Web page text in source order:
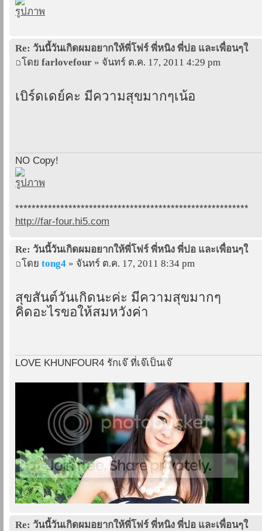
Re: วันนี้วันเกิดผมอยากให้พี่โฟร์ พี่หนิง พี่ปอ และเพื่อนๆใ
โดย farlovefour » จันทร์ ต.ค. 17, 2011 4:29 pm
เบิร์ดเดย์คะ มีความสุขมากๆเน้อ
NO Copy!
*********************************************************
http://far-four.hi5.com
Re: วันนี้วันเกิดผมอยากให้พี่โฟร์ พี่หนิง พี่ปอ และเพื่อนๆใ
โดย tong4 » จันทร์ ต.ค. 17, 2011 8:34 pm
สุขสันต์วันเกิดนะค่ะ มีความสุขมากๆ
คิดอะไรขอให้สมหวังค่า
LOVE KHUNFOUR4 รักเจ๊ ที่เจ๊เป็นเจ๊
Re: วันนี้วันเกิดผมอยากให้พี่โฟร์ พี่หนิง พี่ปอ และเพื่อนๆใ